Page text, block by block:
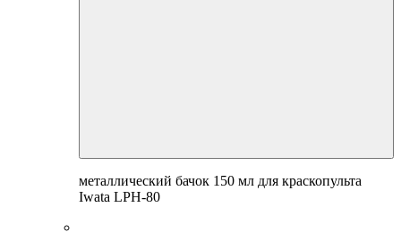
металлический бачок 150 мл для краскопульта
Iwata LPH-80